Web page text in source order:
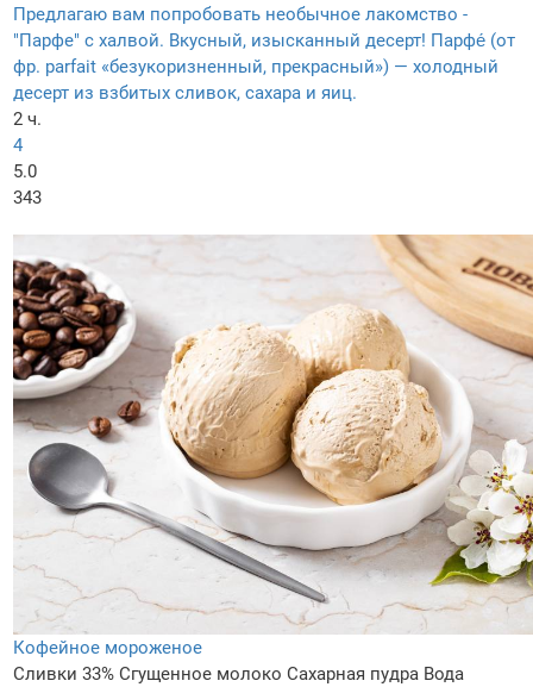
Предлагаю вам попробовать необычное лакомство -
"Парфе" с халвой. Вкусный, изысканный десерт! Парфе́ (от
фр. parfait «безукоризненный, прекрасный») — холодный
десерт из взбитых сливок, сахара и яиц.
2 ч.
4
5.0
343
Кофейное мороженое
Сливки 33% Сгущенное молоко Сахарная пудра Вода